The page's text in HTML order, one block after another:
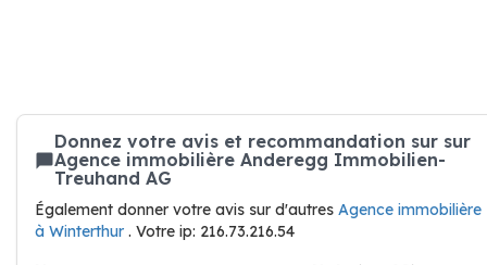
Donnez votre avis et recommandation sur sur
Agence immobilière Anderegg Immobilien-
Treuhand AG
Également donner votre avis sur d'autres Agence immobilière
à Winterthur . Votre ip: 216.73.216.54